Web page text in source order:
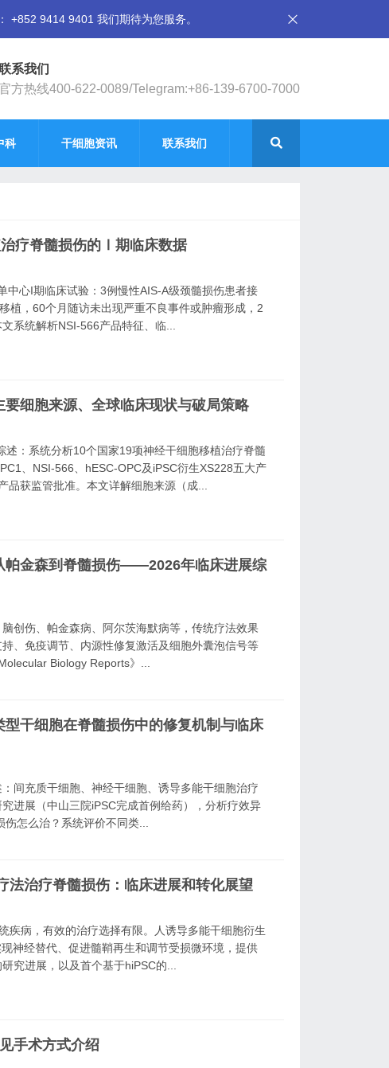
+852 9414 9401 我们期待为您服务。
系我们
方热线400-622-0089/Telegram:+86-139-6700-7000
科 干细胞资讯 联系我们
疗脊髓损伤的Ⅰ期临床数据
心I期临床试验：3例慢性AIS-A级颈髓损伤患者接
植，60个月随访未出现严重不良事件或肿瘤形成，2
系统解析NSI-566产品特征、临...
细胞来源、全球临床现状与破局策略
：系统分析10个国家19项神经干细胞移植治疗脊髓
、NSI-566、hESC-OPC及iPSC衍生XS228五大产
获监管批准。本文详解细胞来源（成...
帕金森到脊髓损伤——2026年临床进展综
创伤、帕金森病、阿尔茨海默病等，传统疗法效果
、免疫调节、内源性修复激活及细胞外囊泡信号等
Biology Reports》...
干细胞在脊髓损伤中的修复机制与临床
间充质干细胞、神经干细胞、诱导多能干细胞治疗
进展（中山三院iPSC完成首例给药），分析疗效异
怎么治？系统评价不同类...
法治疗脊髓损伤：临床进展和转化展望
疾病，有效的治疗选择有限。人诱导多能干细胞衍生
神经替代、促进髓鞘再生和调节受损微环境，提供
究进展，以及首个基于hiPSC的...
手术方式介绍